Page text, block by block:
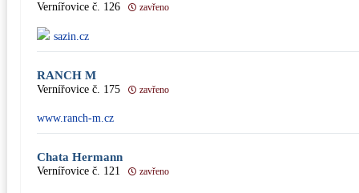
Vernířovice č. 126 zavřeno
sazin.cz
RANCH M
Vernířovice č. 175 zavřeno
www.ranch-m.cz
Chata Hermann
Vernířovice č. 121 zavřeno